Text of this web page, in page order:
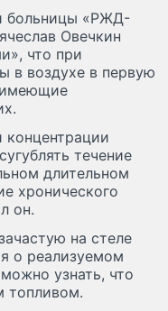
больницы «РЖД-
Овечкин
что при
в воздухе в первую
имеющие
течение
длительном
хронического
он.
на стеле
о реализуемом
узнать, что
топливом.